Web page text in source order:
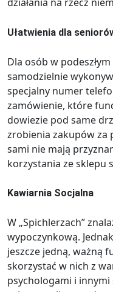
Ułatwienia dla
Dla osób w
samodzielnie
specjalny numer
zamówienie, które
dowiezie pod same
zrobienia zakupów
sami nie mają
korzystania ze sklepu
Kawiarnia Socjalna
W „Spichlerzach”
wypoczynkową.
jeszcze jedną, ważną
skorzystać w nich z
psychologami i